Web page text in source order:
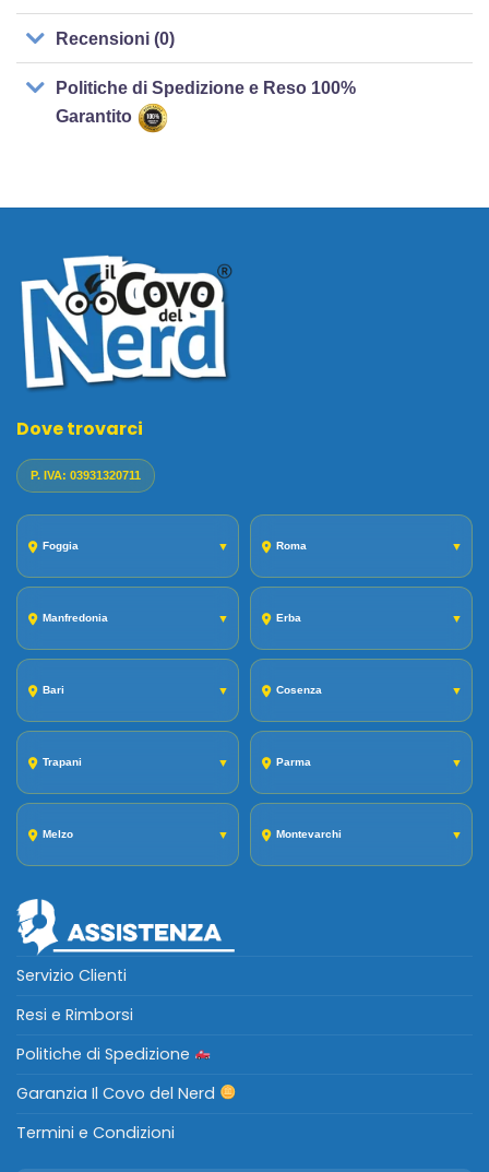
Recensioni (0)
Politiche di Spedizione e Reso 100%
Garantito
Dove trovarci
P. IVA: 03931320711
Foggia ▼ Roma ▼
Manfredonia ▼ Erba ▼
Bari ▼ Cosenza ▼
Trapani ▼ Parma ▼
Melzo ▼ Montevarchi ▼
Servizio Clienti
Resi e Rimborsi
Politiche di Spedizione
Garanzia Il Covo del Nerd
Termini e Condizioni